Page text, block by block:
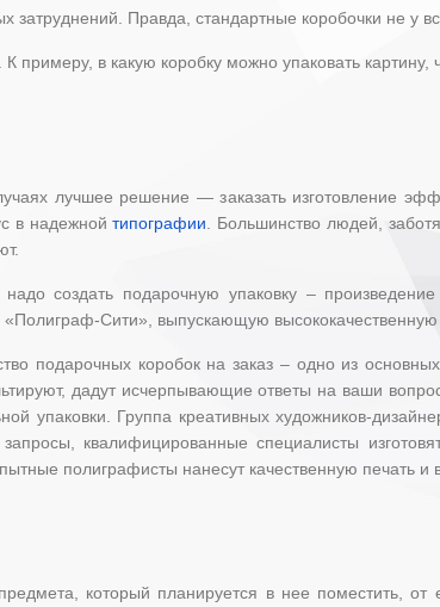
затруднений. Правда, стандартные коробочки не у
в какую коробку можно упаковать картину,
лучшее решение — заказать изготовление
в надежнойтипографии . Большинство людей,
создать подарочную упаковку –
Сити», выпускающую высококачественную
подарочных коробок на заказ – одно из
дадут исчерпывающие ответы на ваши
упаковки. Группа креативных художников-
квалифицированные специалисты
полиграфисты нанесут качественную печать и
который планируется в нее поместить,